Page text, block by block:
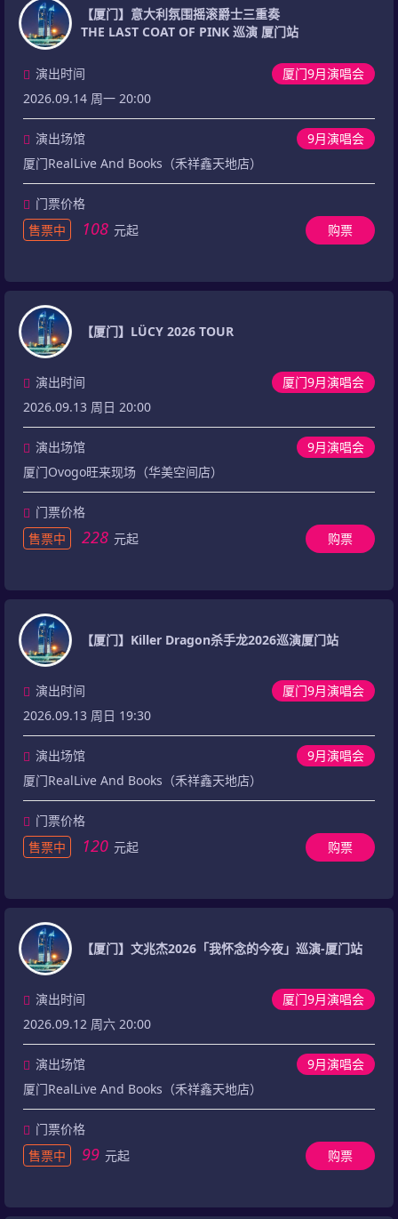
【厦门】意大利氛围摇滚爵士三重奏
THE LAST COAT OF PINK 巡演 厦门站
厦门9月演唱会
演出时间
2026.09.14 周一 20:00
9月演唱会
演出场馆
厦门RealLive And Books（禾祥鑫天地店）
门票价格
售票中
108 元起 购票
【厦门】LÜCY 2026 TOUR
厦门9月演唱会
演出时间
2026.09.13 周日 20:00
9月演唱会
演出场馆
厦门Ovogo旺来现场（华美空间店）
门票价格
售票中
228 元起 购票
【厦门】Killer Dragon杀手龙2026巡演厦门站
厦门9月演唱会
演出时间
2026.09.13 周日 19:30
9月演唱会
演出场馆
厦门RealLive And Books（禾祥鑫天地店）
门票价格
售票中
120 元起 购票
【厦门】文兆杰2026「我怀念的今夜」巡演-厦门站
厦门9月演唱会
演出时间
2026.09.12 周六 20:00
9月演唱会
演出场馆
厦门RealLive And Books（禾祥鑫天地店）
门票价格
售票中
99 元起 购票